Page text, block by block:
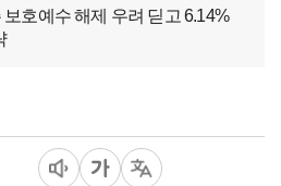
호예수 해제 우려 딛고 6.14%